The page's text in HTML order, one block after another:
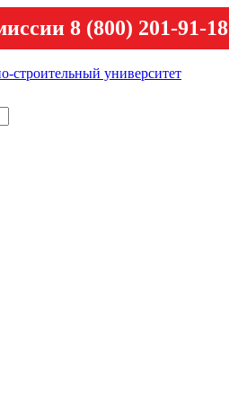
8 (800) 201-91-18
строительный университет